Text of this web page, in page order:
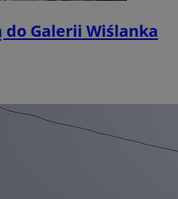
do Galerii Wiślanka